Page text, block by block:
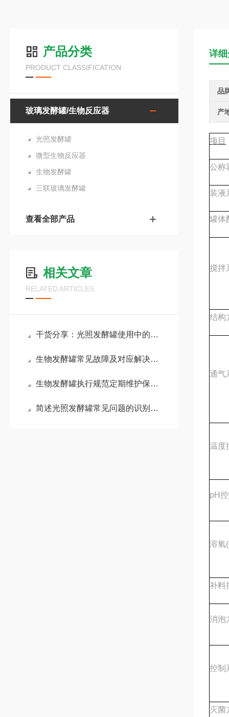
产品分类
PRODUCT CLASSIFICATION
玻璃发酵罐/生物反应器
光照发酵罐
微型生物反应器
生物发酵罐
三联玻璃发酵罐
查看全部产品
相关文章
RELATED ARTICLES
干货分享：光照发酵罐使用中的那些常见故障与解决技巧
生物发酵罐常见故障及对应解决办法大公开
生物发酵罐执行规范定期维护保养方案的重要性分享
简述光照发酵罐常见问题的识别与应对方法
详
品
产
项目
公称
装液
罐体
搅拌
结构
通气
温度
pH
溶氧
补料
消泡
控制
灭菌